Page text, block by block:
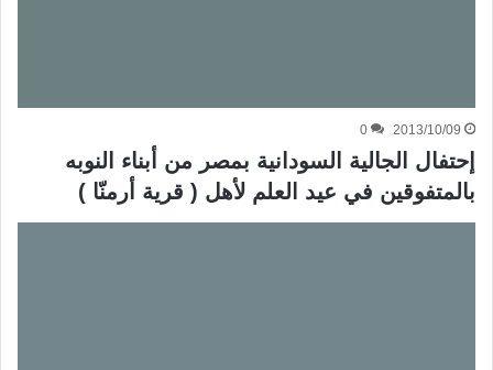
2013/10/09
0
إحتفال الجالية السودانية بمصر من أبناء النوبه
بالمتفوقين في عيد العلم لأهل ( قرية أرمنّا )